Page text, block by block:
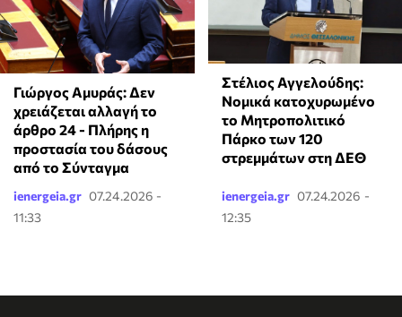
Γιώργος Αμυράς: Δεν
χρειάζεται αλλαγή το
άρθρο 24 - Πλήρης η
προστασία του δάσους
από το Σύνταγμα
ienergeia.gr 07.24.2026 -
11:33
Στέλιος Αγγελούδης:
Νομικά κατοχυρωμένο
το Μητροπολιτικό
Πάρκο των 120
στρεμμάτων στη ΔΕΘ
ienergeia.gr 07.24.2026 -
12:35